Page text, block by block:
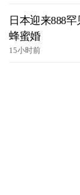
日本迎来888
蜂蜜婚
15小时前